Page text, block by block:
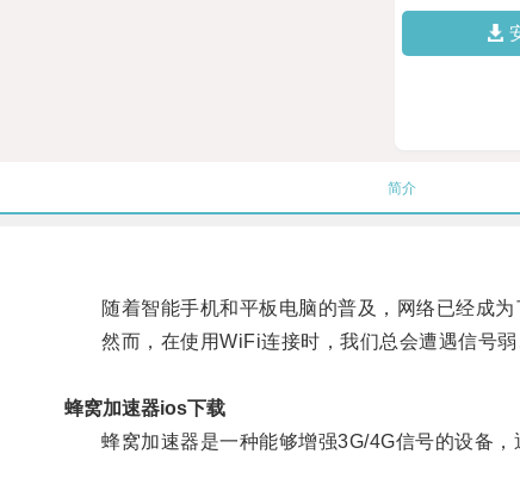
简介
随着智能手机和平板电脑的普及，网络已经成为
然而，在使用WiFi连接时，我们总会遭遇信号弱
蜂窝加速器ios下载
蜂窝加速器是一种能够增强3G/4G信号的设备，